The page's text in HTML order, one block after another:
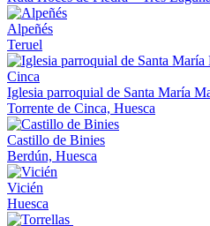
Alpeñés
Teruel
Iglesia parroquial de Santa María
Torrente de Cinca, Huesca
Castillo de Binies
Berdún, Huesca
Vicién
Huesca